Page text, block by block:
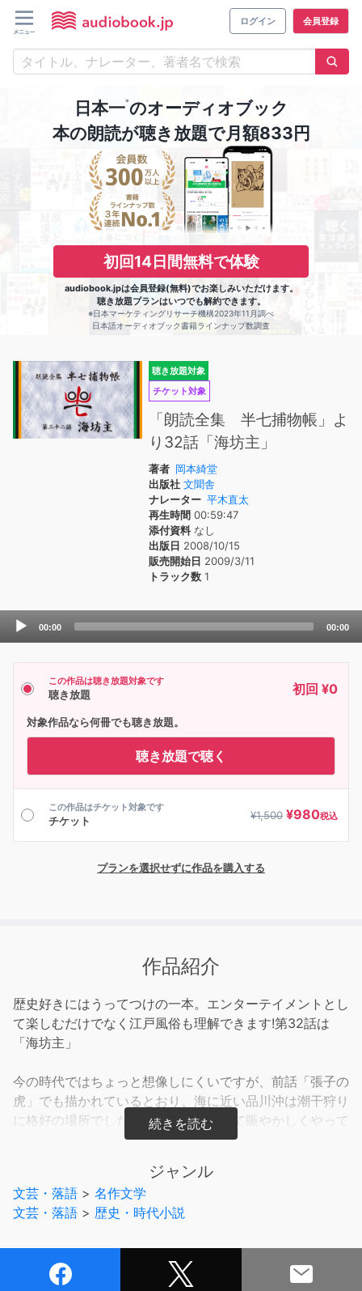
ログイン 会員登録
日本一※のオーディオブック
本の朗読が聴き放題で月額833円
初回14日間無料で体験
audiobook.jpは会員登録(無料)でお楽しみいただけます。
聴き放題プランはいつでも解約できます。
※日本マーケティングリサーチ機構2023年11月調べ
日本語オーディオブック書籍ラインナップ数調査
聴き放題対象
チケット対象
「朗読全集 半七捕物帳」よ
り32話「海坊主」
著者 岡本綺堂
出版社 文聞舎
ナレーター 平木直太
再生時間 00:59:47
添付資料なし
出版日 2008/10/15
販売開始日 2009/3/11
トラック数 1
Audio
00:00 00:00
この作品は聴き放題対象です
聴き放題 初回 ¥0
対象作品なら何冊でも聴き放題。
聴き放題で聴く
この作品はチケット対象です
チケット ¥1,500 ¥980税込
プランを選択せずに作品を購入する
作品紹介
歴史好きにはうってつけの一本。エンターテイメントとし
て楽しむだけでなく江戸風俗も理解できます!第32話は
「海坊主」
今の時代ではちょっと想像しにくいですが、前話「張子の
虎」でも描かれているとおり、海に近い品川沖は潮干狩り
に格好の場所でした。弁当や酒を携えて賑やかしくやって
まいりました江戸時代の人々、その眼前に現れた奇人...は
七捕物帳」随一といってもいい奇人の正体は?その巻き起
こす事件とは?朗読者平木によると、海坊主の配役はミフ
ネだなどと言い張っています。
ジャンル
文芸・落語 > 名作文学
文芸・落語 > 歴史・時代小説